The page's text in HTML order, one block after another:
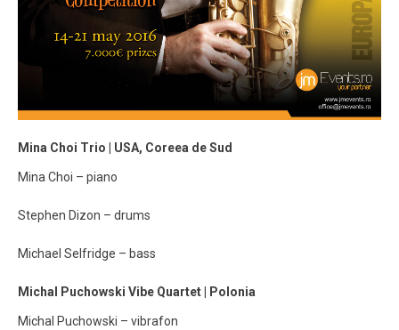
Mina Choi Trio | USA, Coreea de Sud
Mina Choi – piano
Stephen Dizon – drums
Michael Selfridge – bass
Michal Puchowski Vibe Quartet | Polonia
Michal Puchowski – vibrafon